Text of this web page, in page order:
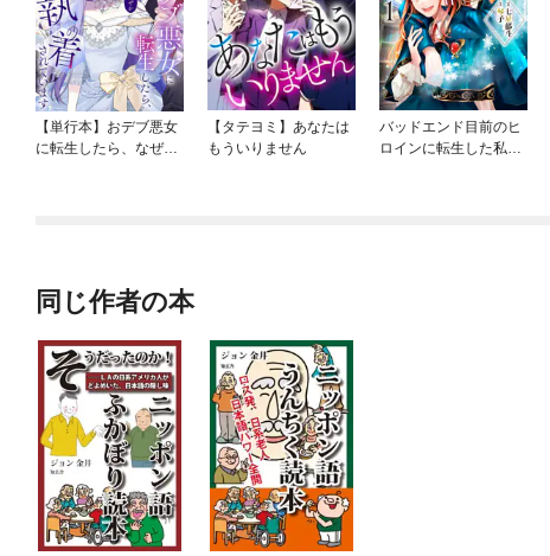
【単行本】おデブ悪女
に転生したら、なぜか
【タテヨミ】あなたは
もういりません
バッドエンド目前のヒ
ロインに転生した私、
同じ作者の本